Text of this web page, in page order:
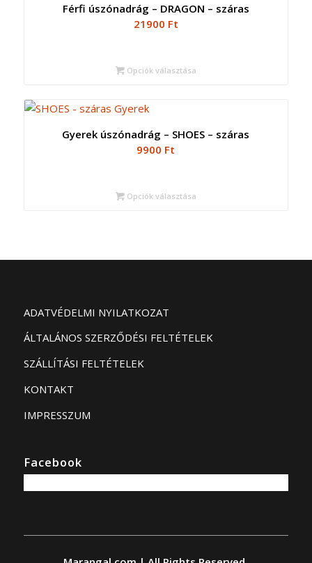
Férfi úszónadrág – DRAGON – száras
21900 Ft
Opciók választása
Gyerek úszónadrág – SHOES – száras
9900 Ft
Opciók választása
ADATVÉDELMI NYILATKOZAT
ÁLTALÁNOS SZERZŐDÉSI FELTÉTELEK
SZÁLLÍTÁSI FELTÉTELEK
KONTAKT
IMPRESSZUM
Facebook